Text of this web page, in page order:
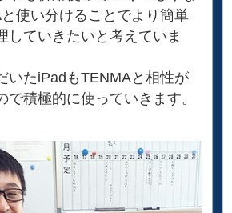
使い分けることでより簡単
していきたいと考えていま
いたiPadもTENMAと相性が
で積極的に使っていきます。